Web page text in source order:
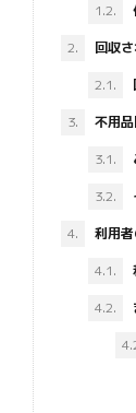
1.2.
2.
回収
2.1.
3.
不用
3.1.
3.2.
4.
利用
4.1.
4.2.